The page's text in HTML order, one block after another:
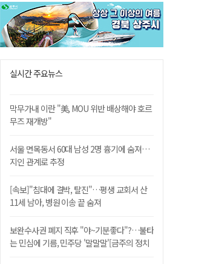
실시간 주요뉴스
막무가내 이란 "美, MOU 위반 배상해야 호르
무즈 재개방"
서울 면목동서 60대 남성 2명 흉기에 숨져…
지인 관계로 추정
[속보]"침대에 결박, 탈진"…평생 교회서 산
11세 남아, 병원 이송 끝 숨져
보완수사권 폐지 직후 "야~기분좋다"?…불타
는 민심에 기름, 민주당 '말말말'[금주의 정치